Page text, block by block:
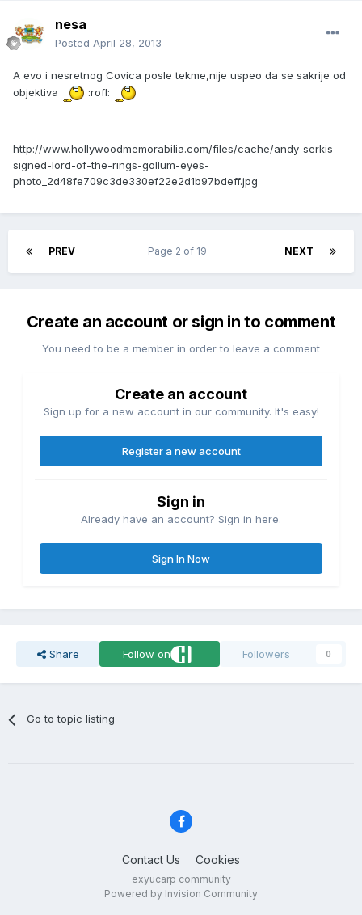
nesa
Posted April 28, 2013
A evo i nesretnog Covica posle tekme,nije uspeo da se sakrije od
objektiva
:rofl:
http://www.hollywoodmemorabilia.com/files/cache/andy-serkis-
signed-lord-of-the-rings-gollum-eyes-
photo_2d48fe709c3de330ef22e2d1b97bdeff.jpg
PREV NEXT
Page 2 of 19
Create an account or sign in to comment
You need to be a member in order to leave a comment
Create an account
Sign up for a new account in our community. It's easy!
Register a new account
Sign in
Already have an account? Sign in here.
Sign In Now
Share Follow on Followers 0
Go to topic listing
Contact Us Cookies
exyucarp community
Powered by Invision Community